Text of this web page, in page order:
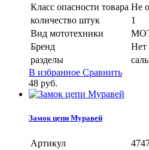
Класс опасности товара Не
количество штук
1
Вид мототехники
Бренд
Нет
разделы
В избранное Сравнить
48 руб.
Замок цепи Муравей
Артикул